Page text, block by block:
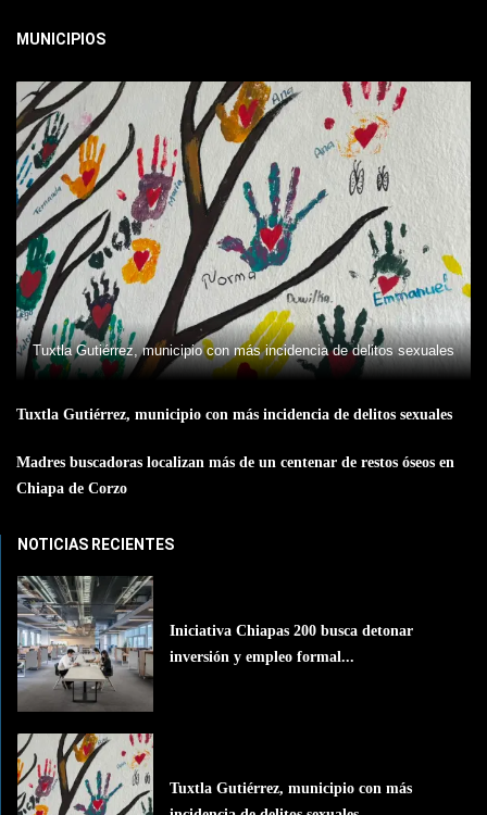
MUNICIPIOS
Tuxtla Gutiérrez, municipio con más incidencia de delitos sexuales
Tuxtla Gutiérrez, municipio con más incidencia de delitos sexuales
Madres buscadoras localizan más de un centenar de restos óseos en
Chiapa de Corzo
NOTICIAS RECIENTES
Iniciativa Chiapas 200 busca detonar
inversión y empleo formal...
Tuxtla Gutiérrez, municipio con más